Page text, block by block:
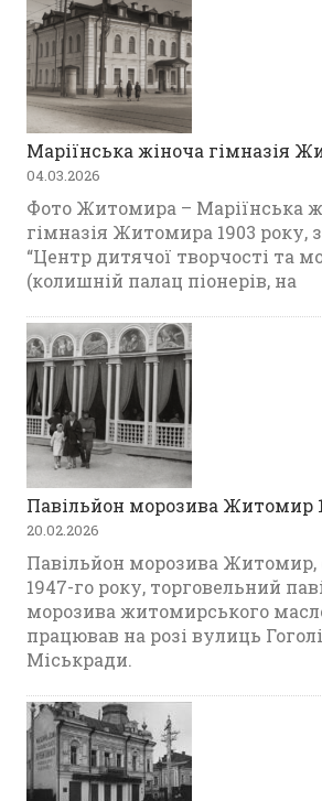
Маріїнська жіноча гімназія
04.03.2026
Фото Житомира – Маріїнська
гімназія Житомира 1903 року,
“Центр дитячої творчості та
(колишній палац піонерів, на
Павільйон морозива Житомир
20.02.2026
Павільйон морозива Житомир,
1947-го року, торговельний
морозива житомирського
працював на розі вулиць
Міськради.